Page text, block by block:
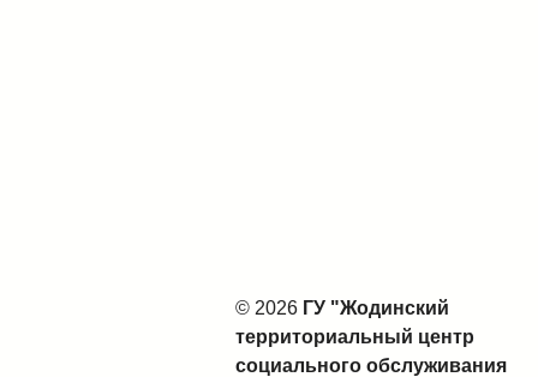
© 2026 ГУ "Жодинский
территориальный центр
социального обслуживания